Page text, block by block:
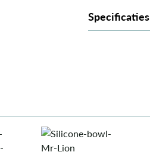
Specificaties